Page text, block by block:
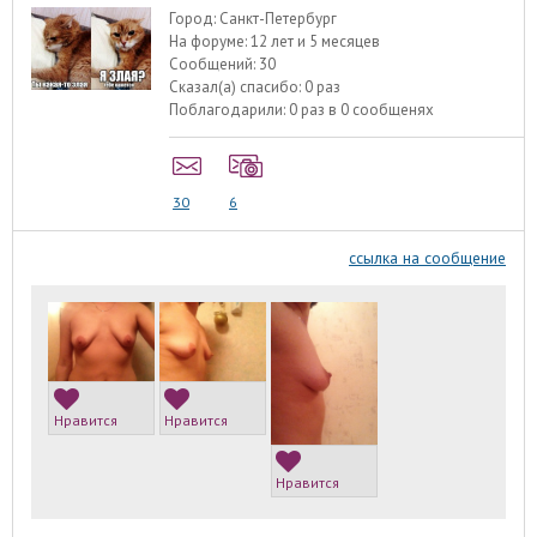
Город: Санкт-Петербург
На форуме:12 лет и 5 месяцев
Сообщений: 30
Сказал(а) спасибо: 0 раз
Поблагодарили: 0 раз в 0 сообщенях
30 6
ссылка на сообщение
Нравится Нравится
Нравится